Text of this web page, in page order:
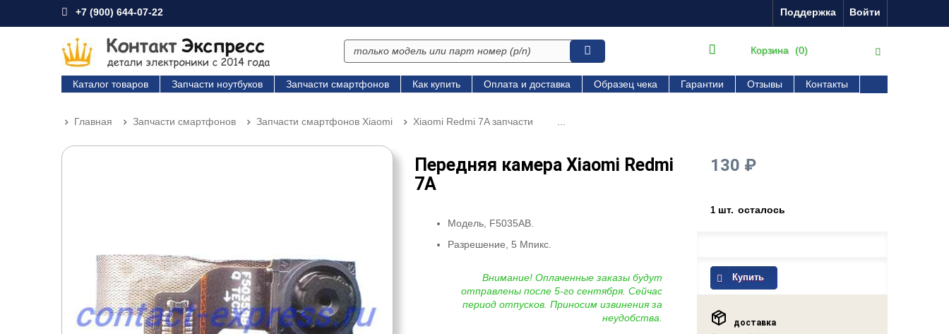
Войти
Поддержка
+7 (900) 644-07-22
Корзина (0)
Каталог товаров Запчасти ноутбуков Запчасти смартфонов Как купить Оплата и доставка Образец чека Гарантии Отзывы Контакты
Главная Запчасти смартфонов Запчасти смартфонов Xiaomi Xiaomi Redmi 7A запчасти
Передняя камера Xiaomi Redmi
7A
Модель, F5035AB.
Разрешение, 5 Мпикс.
Внимание! Оплаченные заказы будут
отправлены после 5-го сентября. Сейчас
период отпусков. Приносим извинения за
неудобства.
130 ₽
1 шт. осталось
Купить
доставка